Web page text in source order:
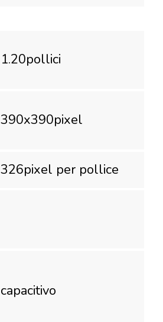
1.20pollici
390x390pixel
326pixel per pollice
capacitivo